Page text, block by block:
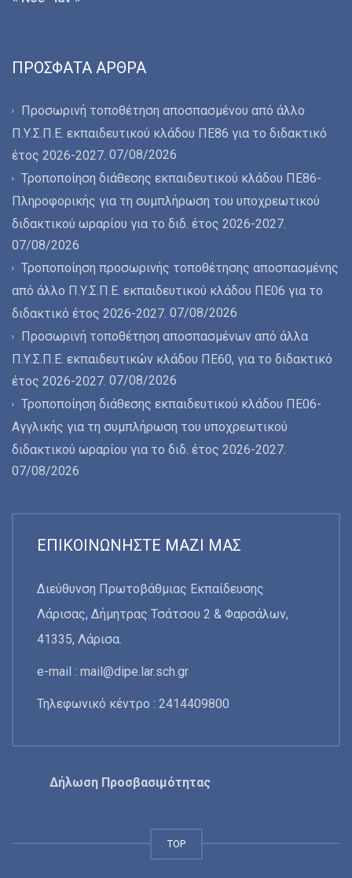
ΠΡΌΣΦΑΤΑ ΆΡΘΡΑ
Προσωρινή τοποθέτηση αποσπασμένου από άλλο
Π.Υ.Σ.Π.Ε. εκπαιδευτικού κλάδου ΠΕ86 για το διδακτικό
έτος 2026-2027. 07/08/2026
Τροποποίηση διάθεσης εκπαιδευτικού κλάδου ΠΕ86-
Πληροφορικής για τη συμπλήρωση του υποχρεωτικού
διδακτικού ωραρίου για το διδ. έτος 2026-2027.
07/08/2026
Τροποποίηση προσωρινής τοποθέτησης αποσπασμένης
από άλλο Π.Υ.Σ.Π.Ε. εκπαιδευτικού κλάδου ΠΕ06 για το
διδακτικό έτος 2026-2027. 07/08/2026
Προσωρινή τοποθέτηση αποσπασμένων από άλλα
Π.Υ.Σ.Π.Ε. εκπαιδευτικών κλάδου ΠΕ60, για το διδακτικό
έτος 2026-2027. 07/08/2026
Τροποποίηση διάθεσης εκπαιδευτικού κλάδου ΠΕ06-
Αγγλικής για τη συμπλήρωση του υποχρεωτικού
διδακτικού ωραρίου για το διδ. έτος 2026-2027.
07/08/2026
ΕΠΙΚΟΙΝΩΝΉΣΤΕ ΜΑΖΊ ΜΑΣ
Διεύθυνση Πρωτοβάθμιας Εκπαίδευσης
Λάρισας, Δήμητρας Τσάτσου 2 & Φαρσάλων,
41335, Λάρισα.
e-mail : mail@dipe.lar.sch.gr
Τηλεφωνικό κέντρο : 2414409800
Δήλωση Προσβασιμότητας
TOP